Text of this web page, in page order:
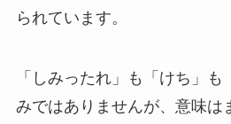
られています。
「しみったれ」も「けち」
みではありませんが、意味は